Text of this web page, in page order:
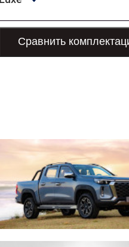
Сравнить